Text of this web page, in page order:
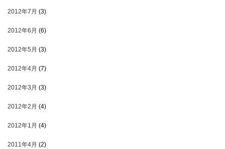
2012年7月 (3)
2012年6月 (6)
2012年5月 (3)
2012年4月 (7)
2012年3月 (3)
2012年2月 (4)
2012年1月 (4)
2011年4月 (2)